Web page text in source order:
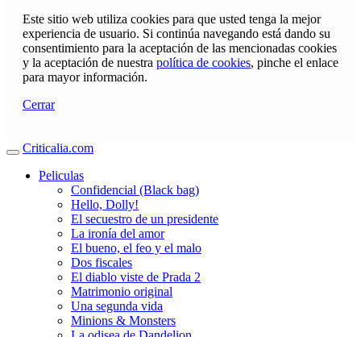
Este sitio web utiliza cookies para que usted tenga la mejor
experiencia de usuario. Si continúa navegando está dando su
consentimiento para la aceptación de las mencionadas cookies
y la aceptación de nuestra política de cookies, pinche el enlace
para mayor información.
Cerrar
Criticalia.com
Peliculas
Confidencial (Black bag)
Hello, Dolly!
El secuestro de un presidente
La ironía del amor
El bueno, el feo y el malo
Dos fiscales
El diablo viste de Prada 2
Matrimonio original
Una segunda vida
Minions & Monsters